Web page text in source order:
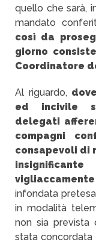
quello che sarà,
mandato
così da
giorno
Coordinatore
Al riguardo,
ed incivile
delegati
compagni
consapevoli di
infondata
in modalità
non sia prevista
stata concordata